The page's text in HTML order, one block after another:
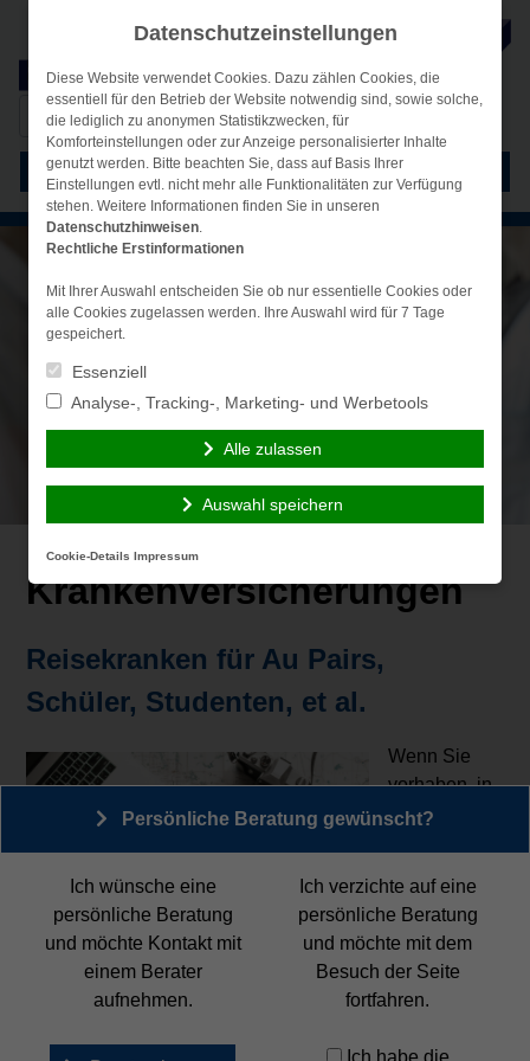
Suche
nach:
Menü
Krankenversicherungen
Krankenversicherungen
Reisekranken für Au Pairs,
Schüler, Studenten, et al.
Wenn Sie
vorhaben, in
absehbarer
Aufenthalt im
Ausland zu
verbringen,
sollten Sie diesen gut vorbereiten, um Ihre Reise
unbeschwert genießen zu können. Wenn Sie
beispielsweise während Ihres Aufenthaltes krank
Persönliche Beratung gewünscht?
Ich wünsche eine
persönliche Beratung
und möchte Kontakt mit
einem Berater
aufnehmen.
Ich verzichte auf eine
persönliche Beratung
und möchte mit dem
Besuch der Seite
fortfahren.
Ich habe die
Datenschutzeinstellungen
Diese Website verwendet Cookies. Dazu zählen Cookies, die
essentiell für den Betrieb der Website notwendig sind, sowie solche,
die lediglich zu anonymen Statistikzwecken, für
Komforteinstellungen oder zur Anzeige personalisierter Inhalte
genutzt werden. Bitte beachten Sie, dass auf Basis Ihrer
Einstellungen evtl. nicht mehr alle Funktionalitäten zur Verfügung
stehen. Weitere Informationen finden Sie in unseren
Datenschutzhinweisen.
Rechtliche Erstinformationen
Mit Ihrer Auswahl entscheiden Sie ob nur essentielle Cookies oder
alle Cookies zugelassen werden. Ihre Auswahl wird für 7 Tage
gespeichert.
Essenziell
Analyse-, Tracking-, Marketing- und Werbetools
Alle zulassen
Auswahl speichern
Cookie-Details Impressum